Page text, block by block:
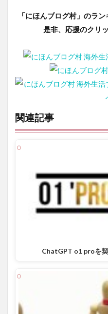
「にほんブログ村」のラ
是非、応援のクリ
関連記事
ChatGPT o1 proを